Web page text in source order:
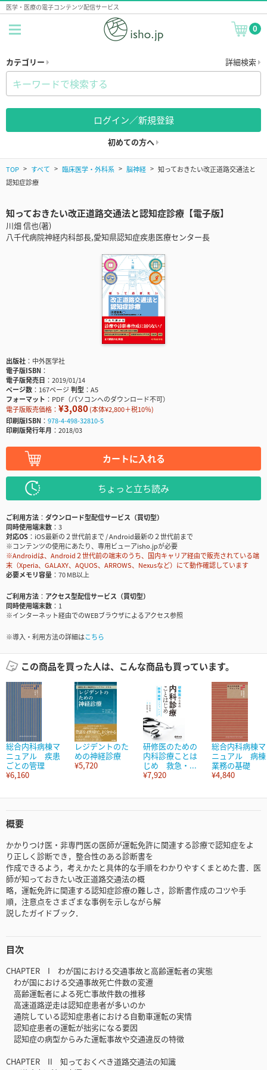
医学・医療の電子コンテンツ配信サービス
0
カテゴリー 詳細検索
ログイン／新規登録
初めての方へ
TOP すべて 臨床医学・外科系 脳神経
知っておきたい改正道路交通法と
認知症診療
知っておきたい改正道路交通法と認知症診療【電子版】
川畑 信也(著)
八千代病院神経内科部長,愛知県認知症疾患医療センター長
出版社
中外医学社
電子版ISBN
電子版発売日
2019/01/14
ページ数
167ページ判型
A5
フォーマット
PDF（パソコンへのダウンロード不可）
電子版販売価格： ¥3,080(本体¥2,800＋税10％)
印刷版ISBN
978-4-498-32810-5
印刷版発行年月
2018/03
カートに入れる
ちょっと立ち読み
ご利用方法
ダウンロード型配信サービス（買切型）
同時使用端末数
3
対応OS
iOS最新の２世代前まで / Android最新の２世代前まで
※コンテンツの使用にあたり、専用ビューアisho.jpが必要
※Androidは、Android２世代前の端末のうち、国内キャリア経由で販売されている端
末（Xperia、GALAXY、AQUOS、ARROWS、Nexusなど）にて動作確認しています
必要メモリ容量
70 MB以上
ご利用方法
アクセス型配信サービス（買切型）
同時使用端末数
1
※インターネット経由でのWEBブラウザによるアクセス参照
※導入・利用方法の詳細はこちら
この商品を買った人は、こんな商品も買っています。
総合内科病棟マ
ニュアル 疾患
ごとの管理
¥6,160
レジデントのた
めの神経診療
¥5,720
研修医のための
内科診療ことは
じめ 救急・...
¥7,920
総合内科病棟マ
ニュアル 病棟
業務の基礎
¥4,840
概要
かかりつけ医・非専門医の医師が運転免許に関連する診療で認知症をよ
り正しく診断でき，整合性のある診断書を
作成できるよう，考えかたと具体的な手順をわかりやすくまとめた書．医
師が知っておきたい改正道路交通法の概
略，運転免許に関連する認知症診療の難しさ，診断書作成のコツや手
順，注意点をさまざまな事例を示しながら解
説したガイドブック．
目次
CHAPTER I わが国における交通事故と高齢運転者の実態
わが国における交通事故死亡件数の変遷
高齢運転者による死亡事故件数の推移
高速道路逆走は認知症患者が多いのか
通院している認知症患者における自動車運転の実情
認知症患者の運転が拙劣になる要因
認知症の病型からみた運転事故や交通違反の特徴
CHAPTER II 知っておくべき道路交通法の知識